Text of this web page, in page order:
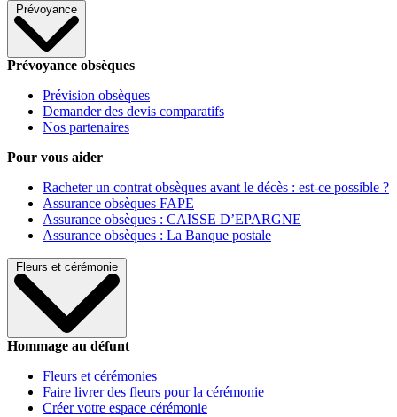
Prévoyance
Prévoyance obsèques
Prévision obsèques
Demander des devis comparatifs
Nos partenaires
Pour vous aider
Racheter un contrat obsèques avant le décès : est-ce possible ?
Assurance obsèques FAPE
Assurance obsèques : CAISSE D’EPARGNE
Assurance obsèques : La Banque postale
Fleurs et cérémonie
Hommage au défunt
Fleurs et cérémonies
Faire livrer des fleurs pour la cérémonie
Créer votre espace cérémonie